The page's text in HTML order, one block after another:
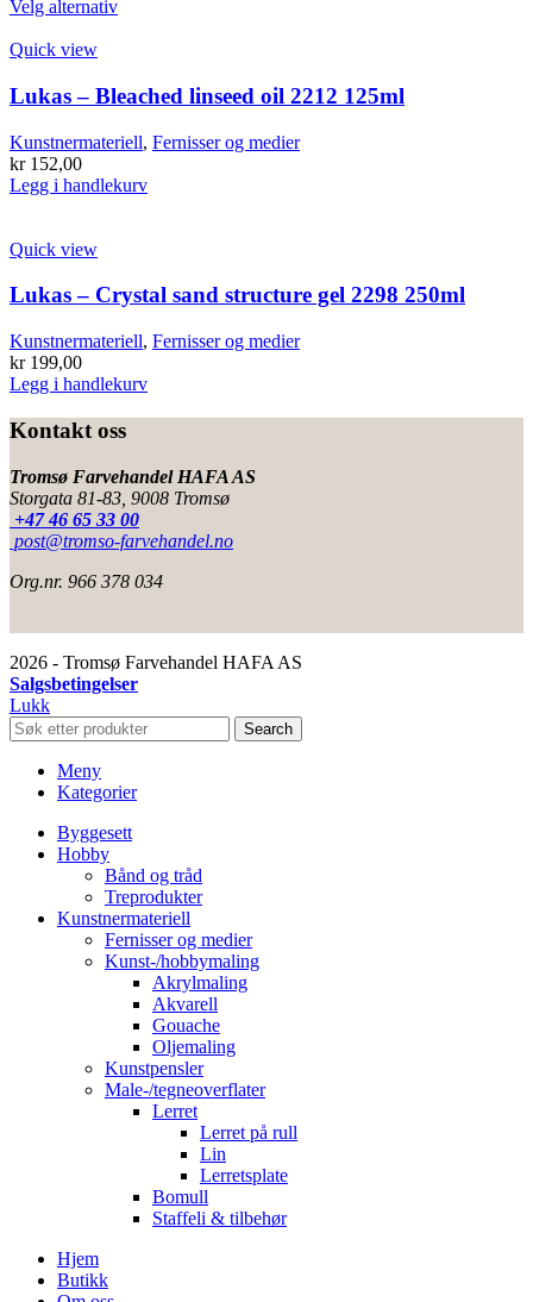
Velg alternativDette
varianter.
Alternativene
kan
velges
produktsiden
Quick view
Lukas – Bleached linseed oil 2212 125ml
Kunstnermateriell, Fernisser og medier
kr152,00
Legg i handlekurv
Quick view
Lukas – Crystal sand structure gel 2298 250ml
Kunstnermateriell, Fernisser og medier
kr199,00
Legg i handlekurv
Kontakt oss
Tromsø Farvehandel HAFA AS
Storgata 81-83, 9008 Tromsø
+47 46 65 33 00
post@tromso-farvehandel.no
Org.nr. 966 378 034
2026 - Tromsø Farvehandel HAFA AS
Salgsbetingelser
Lukk
Search
Meny
Kategorier
Byggesett
Hobby
Bånd og tråd
Treprodukter
Kunstnermateriell
Fernisser og medier
Kunst-/hobbymaling
Akrylmaling
Akvarell
Gouache
Oljemaling
Kunstpensler
Male-/tegneoverflater
Lerret
Lerret på rull
Lin
Lerretsplate
Bomull
Staffeli & tilbehør
Hjem
Butikk